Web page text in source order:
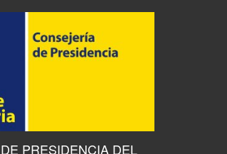
PRESIDENCIA DEL